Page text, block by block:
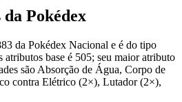
da Pokédex
da Pokédex Nacional e é do tipo
atributos base é 505; seu maior atributo
são Absorção de Água, Corpo de
contra Elétrico (2×), Lutador (2×),